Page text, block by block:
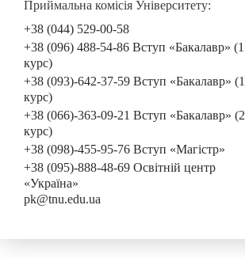
Приймальна комісія Університету:
+38 (044) 529-00-58
+38 (096) 488-54-86 Вступ «Бакалавр» (1
курс)
+38 (093)-642-37-59 Вступ «Бакалавр» (1
курс)
+38 (066)-363-09-21 Вступ «Бакалавр» (2
курс)
+38 (098)-455-95-76 Вступ «Магістр»
+38 (095)-888-48-69 Освітній центр
«Україна»
pk@tnu.edu.ua